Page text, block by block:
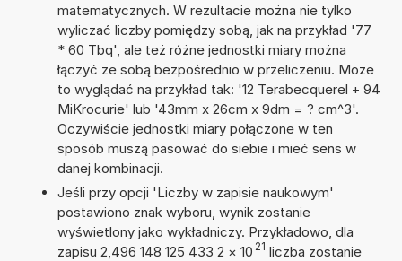
matematycznych. W rezultacie można nie tylko
wyliczać liczby pomiędzy sobą, jak na przykład '77
* 60 Tbq', ale też różne jednostki miary można
łączyć ze sobą bezpośrednio w przeliczeniu. Może
to wyglądać na przykład tak: '12 Terabecquerel + 94
MiKrocurie' lub '43mm x 26cm x 9dm = ? cm^3'.
Oczywiście jednostki miary połączone w ten
sposób muszą pasować do siebie i mieć sens w
danej kombinacji.
Jeśli przy opcji 'Liczby w zapisie naukowym'
postawiono znak wyboru, wynik zostanie
wyświetlony jako wykładniczy. Przykładowo, dla
zapisu 2,496 148 125 433 2 × 10 21 liczba zostanie